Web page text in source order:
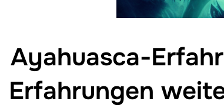
Ayahuasca-
Erfahrungen